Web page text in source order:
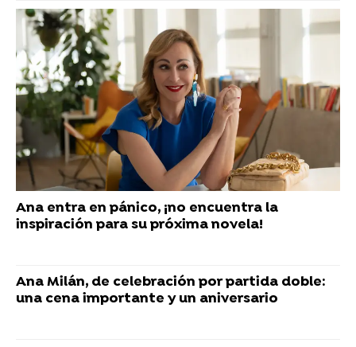
Ana entra en pánico, ¡no encuentra la
inspiración para su próxima novela!
Ana Milán, de celebración por partida doble:
una cena importante y un aniversario